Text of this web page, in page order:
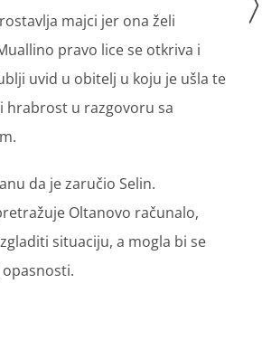
majci jer ona želi
pravo lice se otkriva i
uvid u obitelj u koju je ušla te
hrabrost u razgovoru sa
da je zaručio Selin.
Oltanovo računalo,
situaciju, a mogla bi se